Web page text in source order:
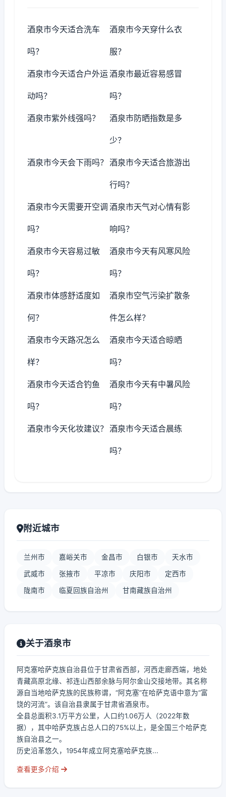
酒泉市今天适合洗车
吗？
酒泉市今天穿什么衣
服？
酒泉市今天适合户外运
动吗？
酒泉市最近容易感冒
吗？
酒泉市紫外线强吗？ 酒泉市防晒指数是多
少？
酒泉市今天会下雨吗？ 酒泉市今天适合旅游出
行吗？
酒泉市今天需要开空调
吗？
酒泉市天气对心情有影
响吗？
酒泉市今天容易过敏
吗？
酒泉市今天有风寒风险
吗？
酒泉市体感舒适度如
何？
酒泉市空气污染扩散条
件怎么样？
酒泉市今天路况怎么
样？
酒泉市今天适合晾晒
吗？
酒泉市今天适合钓鱼
吗？
酒泉市今天有中暑风险
吗？
酒泉市今天化妆建议？ 酒泉市今天适合晨练
吗？
附近城市
兰州市 嘉峪关市 金昌市 白银市 天水市
武威市 张掖市 平凉市 庆阳市 定西市
陇南市 临夏回族自治州 甘南藏族自治州
关于酒泉市
阿克塞哈萨克族自治县位于甘肃省西部，河西走廊西端，地处
青藏高原北缘、祁连山西部余脉与阿尔金山交接地带。其名称
源自当地哈萨克族的民族称谓，“阿克塞”在哈萨克语中意为“富
饶的河流”。该自治县隶属于甘肃省酒泉市。
全县总面积3.1万平方公里，人口约1.06万人（2022年数
据），其中哈萨克族占总人口的75%以上，是全国三个哈萨克
族自治县之一。
历史沿革悠久，1954年成立阿克塞哈萨克族...
查看更多介绍